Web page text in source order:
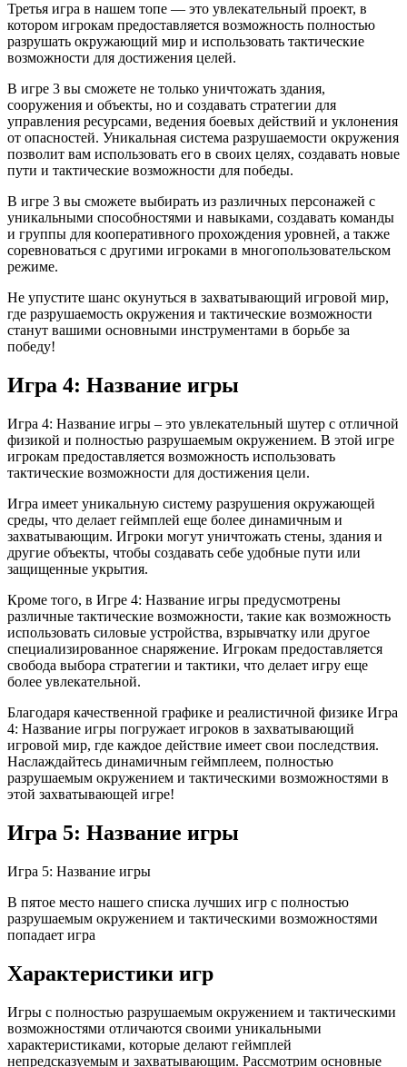
Третья игра в нашем топе — это увлекательный проект, в
котором игрокам предоставляется возможность полностью
разрушать окружающий мир и использовать тактические
возможности для достижения целей.
В игре 3 вы сможете не только уничтожать здания,
сооружения и объекты, но и создавать стратегии для
управления ресурсами, ведения боевых действий и уклонения
от опасностей. Уникальная система разрушаемости окружения
позволит вам использовать его в своих целях, создавать новые
пути и тактические возможности для победы.
В игре 3 вы сможете выбирать из различных персонажей с
уникальными способностями и навыками, создавать команды
и группы для кооперативного прохождения уровней, а также
соревноваться с другими игроками в многопользовательском
режиме.
Не упустите шанс окунуться в захватывающий игровой мир,
где разрушаемость окружения и тактические возможности
станут вашими основными инструментами в борьбе за
победу!
Игра 4: Название игры
Игра 4: Название игры – это увлекательный шутер с отличной
физикой и полностью разрушаемым окружением. В этой игре
игрокам предоставляется возможность использовать
тактические возможности для достижения цели.
Игра имеет уникальную систему разрушения окружающей
среды, что делает геймплей еще более динамичным и
захватывающим. Игроки могут уничтожать стены, здания и
другие объекты, чтобы создавать себе удобные пути или
защищенные укрытия.
Кроме того, в Игре 4: Название игры предусмотрены
различные тактические возможности, такие как возможность
использовать силовые устройства, взрывчатку или другое
специализированное снаряжение. Игрокам предоставляется
свобода выбора стратегии и тактики, что делает игру еще
более увлекательной.
Благодаря качественной графике и реалистичной физике Игра
4: Название игры погружает игроков в захватывающий
игровой мир, где каждое действие имеет свои последствия.
Наслаждайтесь динамичным геймплеем, полностью
разрушаемым окружением и тактическими возможностями в
этой захватывающей игре!
Игра 5: Название игры
Игра 5: Название игры
В пятое место нашего списка лучших игр с полностью
разрушаемым окружением и тактическими возможностями
попадает игра
Характеристики игр
Игры с полностью разрушаемым окружением и тактическими
возможностями отличаются своими уникальными
характеристиками, которые делают геймплей
непредсказуемым и захватывающим. Рассмотрим основные